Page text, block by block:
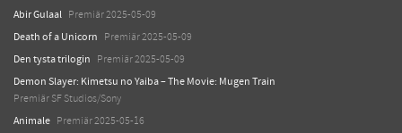
Abir Gulaal Premiär 2025-05-09
Death of a Unicorn Premiär 2025-05-09
Den tysta trilogin Premiär 2025-05-09
Demon Slayer: Kimetsu no Yaiba – The Movie: Mugen Train
Premiär SF Studios/Sony
Animale Premiär 2025-05-16